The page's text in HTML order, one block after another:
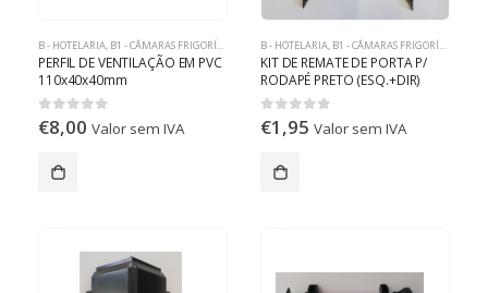
B - HOTELARIA, B1 - CÂMARAS FRIGORÍFICAS
PERFIL DE VENTILAÇÃO EM PVC
110x40x40mm
0out of 5
€8,00 Valor sem IVA
B - HOTELARIA, B1 - CÂMARAS FRIGORÍFICAS
KIT DE REMATE DE PORTA P/
RODAPÉ PRETO (ESQ.+DIR)
0out of 5
€1,95 Valor sem IVA